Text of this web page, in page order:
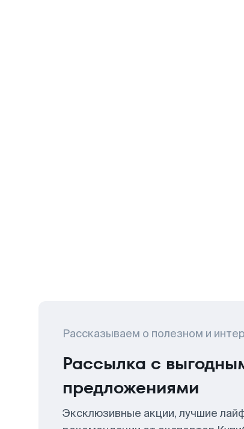
Рассказываем о полезном и
Рассылка с
предложениями
Эксклюзивные акции, лучшие